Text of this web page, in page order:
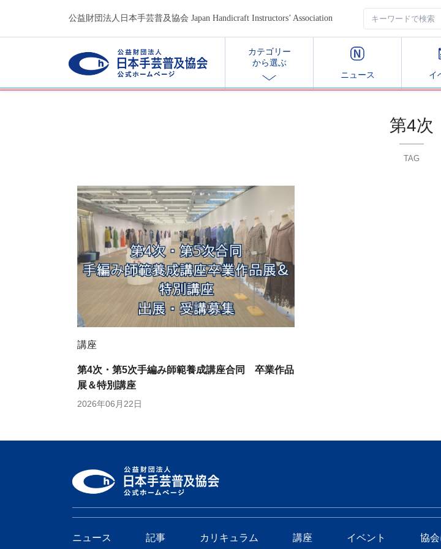
公益財団法人日本手芸普及協会 Japan Handicraft Instructors’ Association
カテゴリー
から選ぶ
ニュース
イ
第4次
TAG
講座
第4次・第5次手編み師範養成講座合同 卒業作品
展＆特別講座
2026年06月22日
ニュース 記事 カリキュラム 講座 イベント 協